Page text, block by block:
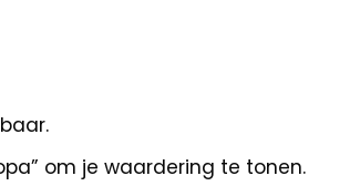
om je waardering te tonen.